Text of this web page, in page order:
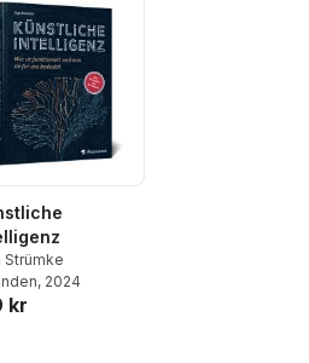
Strümke
, 2024
kr